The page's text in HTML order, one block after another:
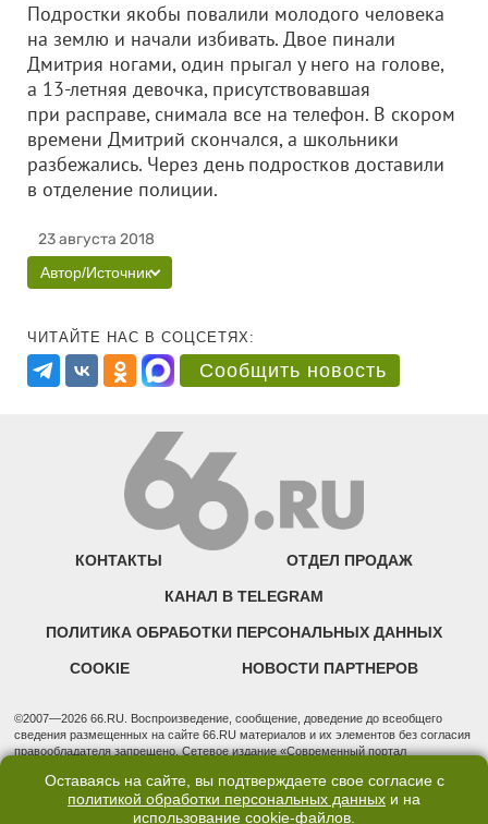
Подростки якобы повалили молодого человека
на землю и начали избивать. Двое пинали
Дмитрия ногами, один прыгал у него на голове,
а 13-летняя девочка, присутствовавшая
при расправе, снимала все на телефон. В скором
времени Дмитрий скончался, а школьники
разбежались. Через день подростков доставили
в отделение полиции.
23 августа 2018
Автор/Источник
ЧИТАЙТЕ НАС В СОЦСЕТЯХ:
Сообщить новость
КОНТАКТЫ ОТДЕЛ ПРОДАЖ
КАНАЛ В TELEGRAM
ПОЛИТИКА ОБРАБОТКИ ПЕРСОНАЛЬНЫХ ДАННЫХ
COOKIE НОВОСТИ ПАРТНЕРОВ
©2007—2026 66.RU. Воспроизведение, сообщение, доведение до всеобщего
сведения размещенных на сайте 66.RU материалов и их элементов без согласия
правообладателя запрещено. Сетевое издание «Современный портал
надзору в сфере связи, информационных технологий и массовых коммуникаций
(Роскомнадзор). Регистрационный номер ЭЛ № ФС 77 - 76634 от 02.09.2019
Учредитель: Общество с ограниченной ответственностью "66.ру". Юридический
Оставаясь на сайте, вы подтверждаете свое согласие с
политикой обработки персональных данных и на
использование cookie-файлов.